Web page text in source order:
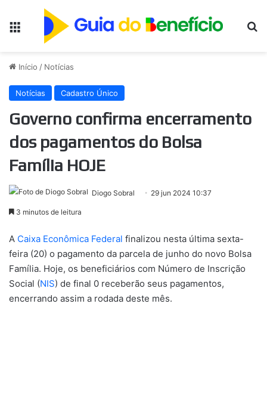
Início / Notícias
Notícias Cadastro Único
Governo confirma encerramento
dos pagamentos do Bolsa
Família HOJE
Diogo Sobral 29 jun 2024 10:37
3 minutos de leitura
A Caixa Econômica Federal finalizou nesta última sexta-
feira (20) o pagamento da parcela de junho do novo Bolsa
Família. Hoje, os beneficiários com Número de Inscrição
Social (NIS) de final 0 receberão seus pagamentos,
encerrando assim a rodada deste mês.